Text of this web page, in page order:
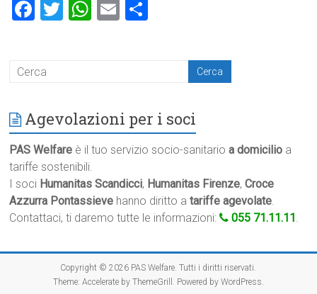
F
b
ok
T
W
p
p
E
di
Agevolazioni per i soci
PAS Welfare è il tuo servizio socio-sanitarioa domicilio a
tariffe sostenibili.
I soci Humanitas Scandicci, Humanitas Firenze,Croce
Azzurra Pontassieve hanno diritto atariffe agevolate.
Contattaci, ti daremo tutte le informazioni:
055 71.11.11.
Copyright © 2026 PAS Welfare. Tutti i diritti riservati.
Theme: Accelerateby ThemeGrill. Powered by WordPress.